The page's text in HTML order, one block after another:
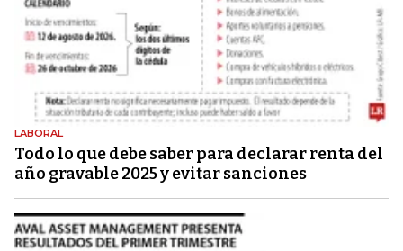
LABORAL
Todo lo que debe saber para declarar renta del
año gravable 2025 y evitar sanciones